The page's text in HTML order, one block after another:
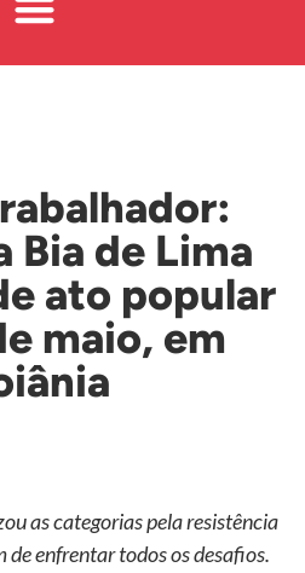
Bia de Lima
ato popular
maio, em
as categorias pela resistência
de enfrentar todos os desafios.